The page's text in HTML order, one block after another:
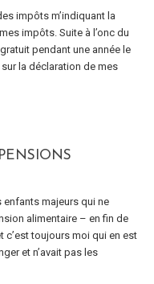
impôts m’indiquant la
impôts. Suite à l’onc du
pendant une année le
la déclaration de mes
enfants majeurs qui ne
alimentaire – en fin de
c’est toujours moi qui en est
et n’avait pas les